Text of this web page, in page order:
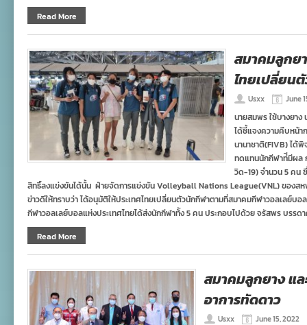
Read More
สมาคมลูกย
ไทยเปลี่ยน
Usxx June
นายสมพร ใช้บางยาง
ได้ชี้แจงความคืบหน้า
นานาชาติ(FIVB) ได้
ทดแทนนักกีฬาท่ีมีผล
วิด-19) จํานวน 5 คน
สิทธิ์ลงแข่งขันได้นั้น ฝ่ายจัดการแข่งขัน Volleyball Nations League(VNL) ของสห
ข่าวดีให้ทราบว่า ได้อนุมัติให้ประเทศไทยเปลี่ยนตัวนักกีฬาตามที่สมาคมกีฬาวอลเลย์บ
กีฬาวอลเลย์บอลแห่งประเทศไทยได้ส่งนักกีฬาท้ัง 5 คน ประกอบไปด้วย จรัสพร บรร
Read More
สมาคมลูกยาง แล
อาการทัดดาว
Usxx June 15, 2022